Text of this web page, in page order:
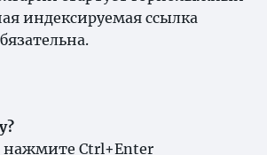
индексируемая ссылка
нажмите Ctrl+Enter